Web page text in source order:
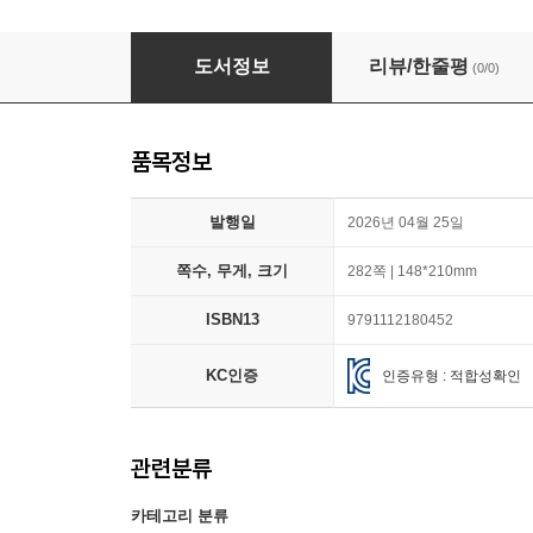
하나님 나라 부모되기
도서정보 리뷰/한줄평 (0/0)
품목정보
발행일 2026년 04월 25일
쪽수, 무게, 크기 282쪽 | 148*210mm
ISBN13 9791112180452
KC인증 인증유형 : 적합성확인
관련분류
카테고리 분류